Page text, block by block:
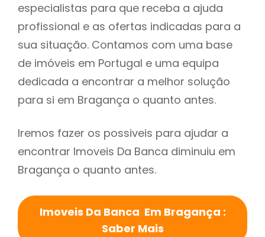
especialistas para que receba a ajuda
profissional e as ofertas indicadas para a
sua situação. Contamos com uma base
de imóveis em Portugal e uma equipa
dedicada a encontrar a melhor solução
para si em Bragança o quanto antes.
Iremos fazer os possiveis para ajudar a
encontrar Imoveis Da Banca diminuiu em
Bragança o quanto antes.
Imoveis Da Banca Em Bragança :
Saber Mais